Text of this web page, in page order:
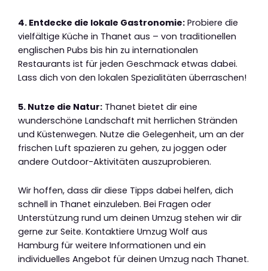
4. Entdecke die lokale Gastronomie: Probiere die
vielfältige Küche in Thanet aus – von traditionellen
englischen Pubs bis hin zu internationalen
Restaurants ist für jeden Geschmack etwas dabei.
Lass dich von den lokalen Spezialitäten überraschen!
5. Nutze die Natur: Thanet bietet dir eine
wunderschöne Landschaft mit herrlichen Stränden
und Küstenwegen. Nutze die Gelegenheit, um an der
frischen Luft spazieren zu gehen, zu joggen oder
andere Outdoor-Aktivitäten auszuprobieren.
Wir hoffen, dass dir diese Tipps dabei helfen, dich
schnell in Thanet einzuleben. Bei Fragen oder
Unterstützung rund um deinen Umzug stehen wir dir
gerne zur Seite. Kontaktiere Umzug Wolf aus
Hamburg für weitere Informationen und ein
individuelles Angebot für deinen Umzug nach Thanet.